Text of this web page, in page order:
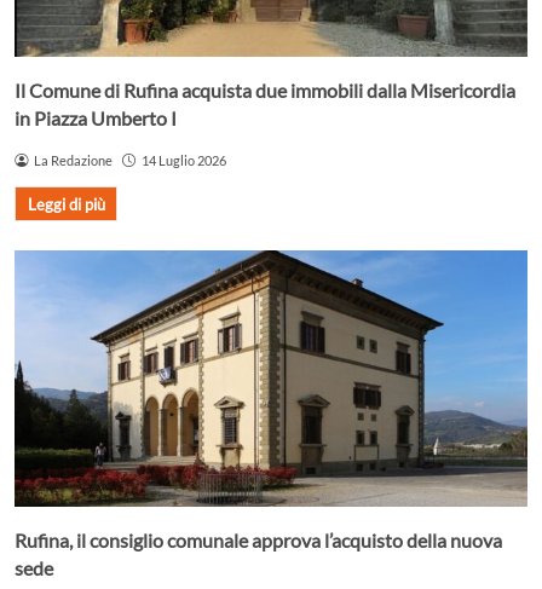
Il Comune di Rufina acquista due immobili dalla Misericordia
in Piazza Umberto I
La Redazione 14 Luglio 2026
Leggi di più
Rufina, il consiglio comunale approva l’acquisto della nuova
sede